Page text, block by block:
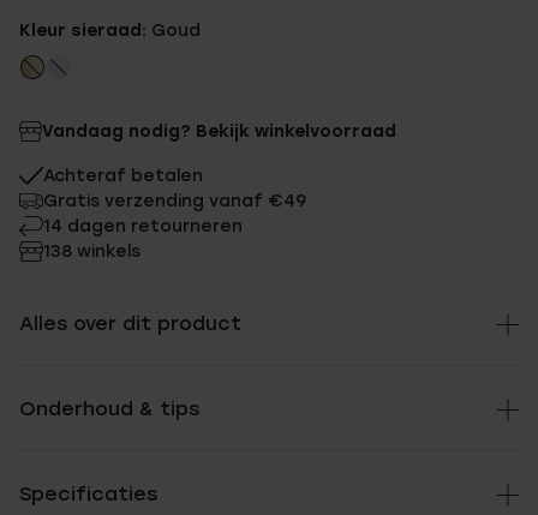
Kleur sieraad: Goud
Vandaag nodig? Bekijk winkelvoorraad
Achteraf betalen
Gratis verzending vanaf €49
14 dagen retourneren
138 winkels
Alles over dit product
Onderhoud & tips
Specificaties